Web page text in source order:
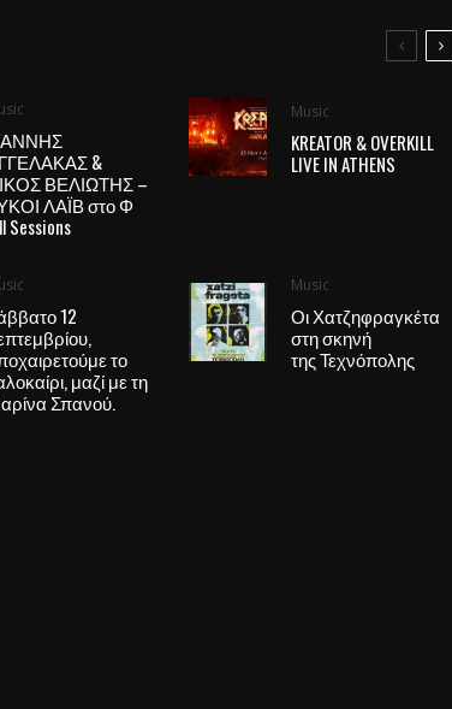
&
ΒΕΛΙΩΤΗΣ –
ΛΑΪΒ στο Φ
Sessions
Music
KREATOR & OVERKILL
LIVE IN ATHENS
12
το
μαζί με τη
Σπανού.
Music
Οι Χατζηφραγκέτα
στη σκηνή
της Τεχνόπολης